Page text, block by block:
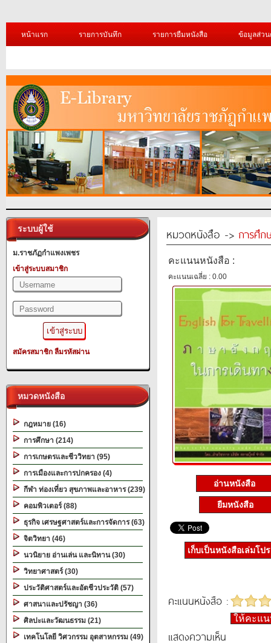
หน้าแรก รายการบันทึก รายการยืมหนังสือ ข้อมูลส่ว
ระบบผู้ใช้
ม.ราชภัฏกำแพงเพชร
เข้าสู่ระบบสมาชิก
สมัครสมาชิก ลืมรหัสผ่าน
หมวดหนังสือ
กฎหมาย (16)
การศึกษา (214)
การเกษตรและชีววิทยา (95)
การเมืองและการปกครอง (4)
กีฬา ท่องเที่ยว สุขภาพและอาหาร (239)
คอมพิวเตอร์ (88)
ธุรกิจ เศรษฐศาสตร์และการจัดการ (63)
จิตวิทยา (46)
นวนิยาย อ่านเล่น และนิทาน (30)
วิทยาศาสตร์ (30)
ประวัติศาสตร์และอัตชีวประวัติ (57)
ศาสนาและปรัชญา (36)
ศิลปะและวัฒนธรรม (21)
เทคโนโลยี วิศวกรรม อุตสาหกรรม (49)
หมวดหนังสือ -> การศึก
คะแนนหนังสือ :
คะแนนเฉลี่ย : 0.00
อ่านหนังสือ
ยืมหนังสือ
เก็บเป็นหนังสือเล่มโป
คะแนนหนังสือ :
ให้คะแ
แสดงความเห็น